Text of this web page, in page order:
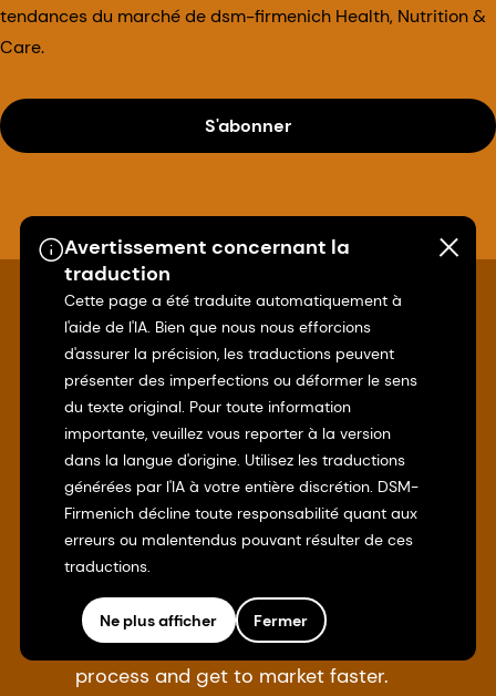
tendances du marché de dsm-firmenich Health, Nutrition &
Care.
S'abonner
Quick links
Premix solutions
Customized blends of functional
ingredients in one single, efficient premix.
Market-ready solutions
Streamline your product development
process and get to market faster.
Avertissement concernant la
traduction
Cette page a été traduite automatiquement à
l'aide de l'IA. Bien que nous nous efforcions
d'assurer la précision, les traductions peuvent
présenter des imperfections ou déformer le sens
du texte original. Pour toute information
importante, veuillez vous reporter à la version
dans la langue d'origine. Utilisez les traductions
générées par l'IA à votre entière discrétion. DSM-
Firmenich décline toute responsabilité quant aux
erreurs ou malentendus pouvant résulter de ces
traductions.
Ne plus afficher Fermer